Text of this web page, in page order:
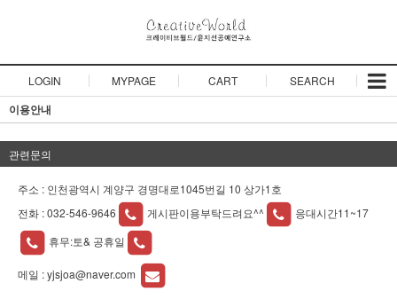
LOGIN MYPAGE CART SEARCH
이용안내
관련문의
주소 : 인천광역시 계양구 경명대로1045번길 10 상가1호
전화 :032-546-9646 게시판이용부탁드려요^^
응대시간11~17
휴무:토& 공휴일
메일 :yjsjoa@naver.com